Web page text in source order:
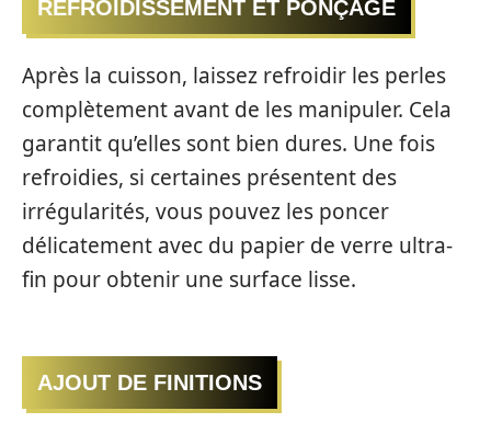
REFROIDISSEMENT ET PONÇAGE
Après la cuisson, laissez refroidir les perles
complètement avant de les manipuler. Cela
garantit qu’elles sont bien dures. Une fois
refroidies, si certaines présentent des
irrégularités, vous pouvez les poncer
délicatement avec du papier de verre ultra-
fin pour obtenir une surface lisse.
AJOUT DE FINITIONS